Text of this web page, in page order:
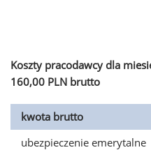
Koszty pracodawcy dla
160,00 PLN brutto
kwota brutto
ubezpieczenie emerytalne